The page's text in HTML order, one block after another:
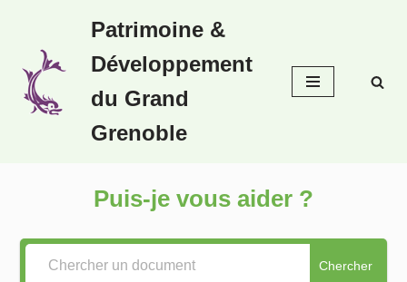
au
contenu
Patrimoine &
Développement
du Grand
Grenoble
Puis-je vous aider ?
Chercher